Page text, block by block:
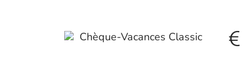
Chèque-Vacances Classic